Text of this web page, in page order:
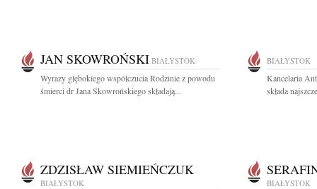
JAN SKOWROŃSKI BIAŁYSTOK
Wyrazy głębokiego współczucia Rodzinie z powodu
śmierci dr Jana Skowrońskiego składają...
BIAŁYSTOK
Kancelaria
składa
ZDZISŁAW SIEMIEŃCZUK
BIAŁYSTOK BIAŁYSTOK